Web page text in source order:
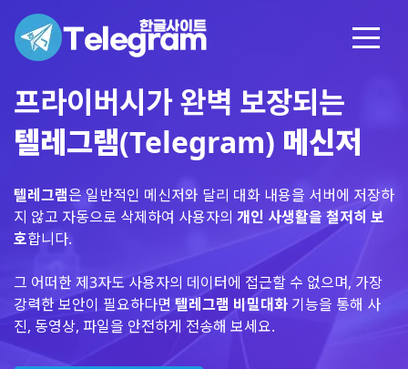
프라이버시가 완벽 보장되는
텔레그램(Telegram) 메신저
텔레그램은 일반적인 메신저와 달리 대화 내용을 서버에 저장하
지 않고 자동으로 삭제하여 사용자의 개인 사생활을 철저히 보
호합니다.
그 어떠한 제3자도 사용자의 데이터에 접근할 수 없으며, 가장
강력한 보안이 필요하다면 텔레그램 비밀대화 기능을 통해 사
진, 동영상, 파일을 안전하게 전송해 보세요.